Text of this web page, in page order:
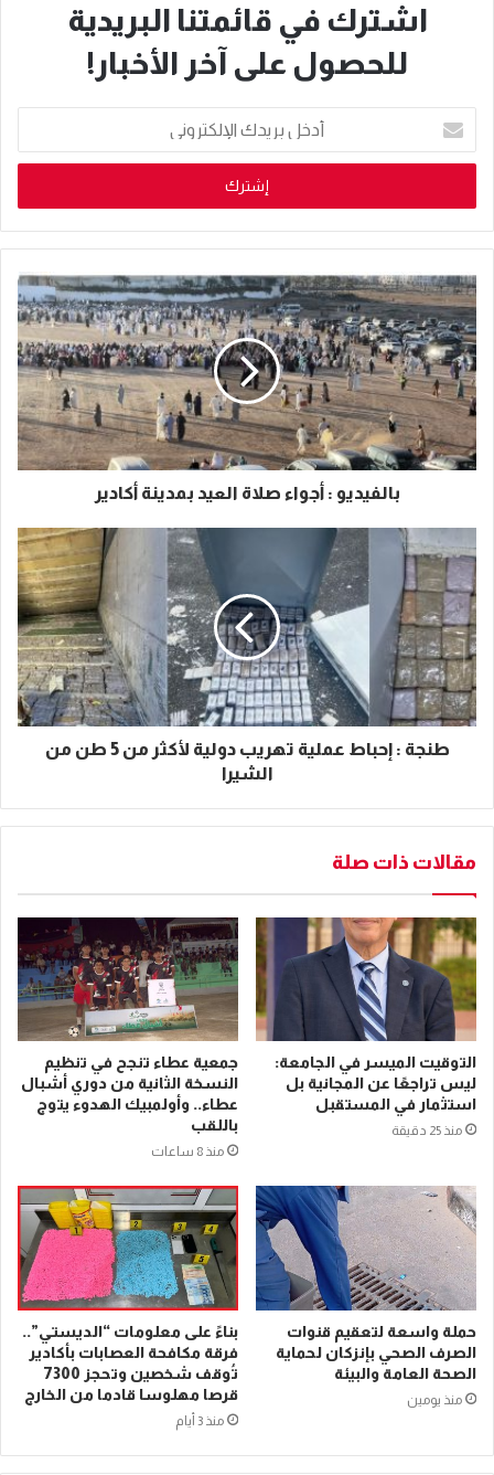
اشترك في قائمتنا البريدية
للحصول على آخر الأخبار!
بريدك
الإلكتروني
بالفيديو : أجواء صلاة العيد بمدينة أكادير
طنجة : إحباط عملية تهريب دولية لأكثر من 5 طن من
الشيرا
مقالات ذات صلة
التوقيت الميسر في الجامعة:
ليس تراجعًا عن المجانية بل
استثمار في المستقبل
منذ 25 دقيقة
جمعية عطاء تنجح في تنظيم
النسخة الثانية من دوري أشبال
عطاء.. وأولمبيك الهدوء يتوج
باللقب
منذ 8 ساعات
حملة واسعة لتعقيم قنوات
الصرف الصحي بإنزكان لحماية
الصحة العامة والبيئة
منذ يومين
بناءً على معلومات “الديستي”..
فرقة مكافحة العصابات بأكادير
تُوقف شخصين وتحجز 7300
قرصا مهلوسا قادما من الخارج
منذ 3 أيام